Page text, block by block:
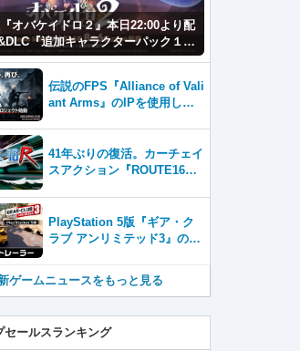
オバケイドロ２』本日22:00より配
『追加キャラクターパック１』
伝説のFPS『Alliance of Vali
ant Arms』のIPを使用した
41年ぶりの復活。カーチェイ
スアクション『ROUTE16
16 COLLECTION』が同時発
売
PlayStation 5版『ギア・ク
ラブ アンリミテッド3』のゲ
ゲームニュースをもっと見る
セールスランキング